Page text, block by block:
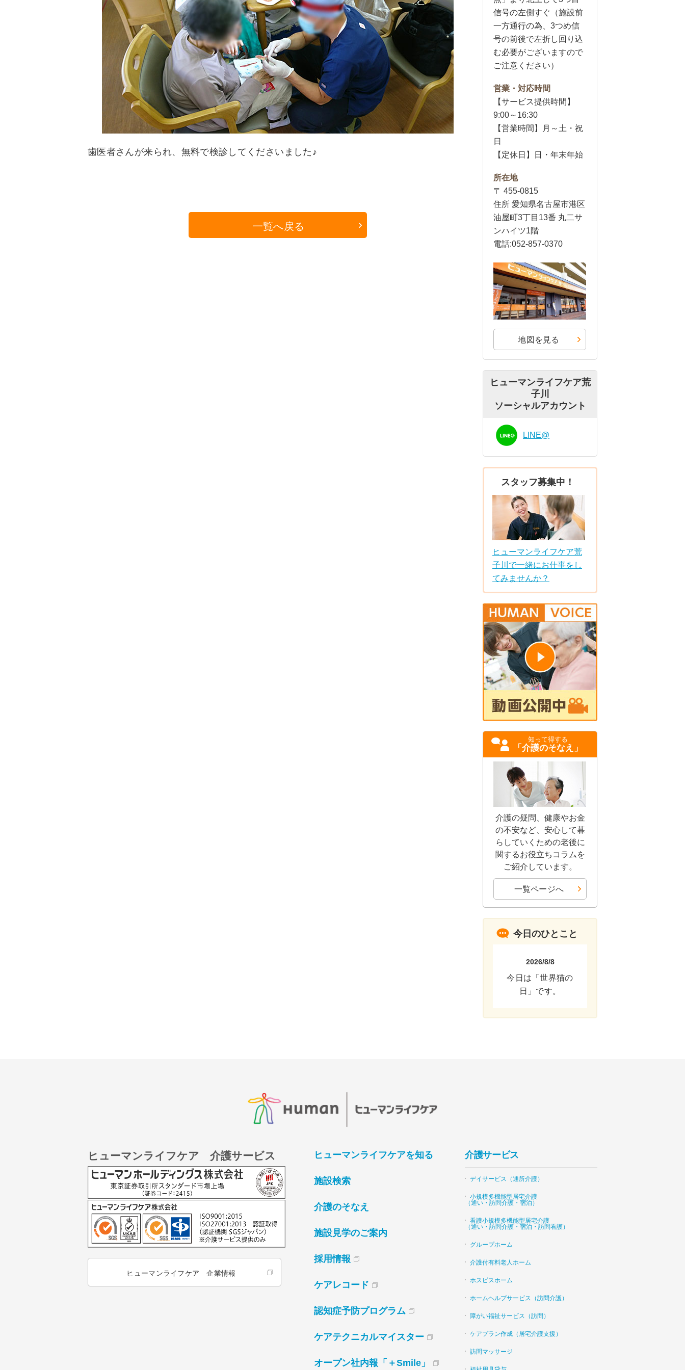
歯医者さんが来られ、無料で検診してくださいました♪
一覧へ戻る
信号の左側すぐ（施設前
一方通行の為、3つめ信
号の前後で左折し回り込
む必要がございますので
ご注意ください）
営業・対応時間
【サービス提供時間】
9:00～16:30
【営業時間】月～土・祝
日
【定休日】日・年末年始
所在地
〒 455-0815
住所 愛知県名古屋市港区
油屋町3丁目13番 丸二サ
ンハイツ1階
電話:052-857-0370
地図を見る
ヒューマンライフケア荒
子川
ソーシャルアカウント
LINE@
スタッフ募集中！
ヒューマンライフケア荒
子川で一緒にお仕事をし
てみませんか？
知って得する
「介護のそなえ」
介護の疑問、健康やお金
の不安など、安心して暮
らしていくための老後に
関するお役立ちコラムを
ご紹介しています。
一覧ページへ
今日のひとこと
2026/8/8
今日は「世界猫の
日」です。
ヒューマンライフケア 介護サービス
ヒューマンライフケア 企業情報
ヒューマンライフケアを知る
施設検索
介護のそなえ
施設見学のご案内
採用情報
ケアレコード
認知症予防プログラム
ケアテクニカルマイスター
オープン社内報「＋Smile」
介護サービス
デイサービス（通所介護）
小規模多機能型居宅介護
（通い・訪問介護・宿泊）
看護小規模多機能型居宅介護
（通い・訪問介護・宿泊・訪問看護）
グループホーム
介護付有料老人ホーム
ホスピスホーム
ホームヘルプサービス（訪問介護）
障がい福祉サービス（訪問）
ケアプラン作成（居宅介護支援）
訪問マッサージ